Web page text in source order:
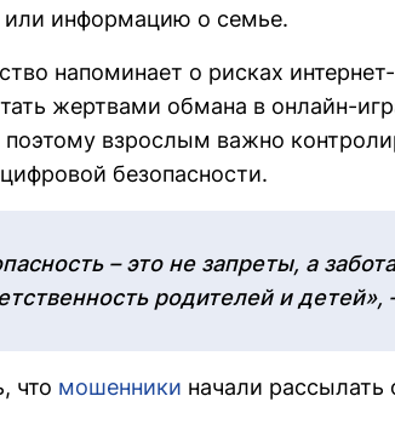
или информацию о семье.
напоминает о рисках
жертвами обмана в онлайн-
взрослым важно
безопасности.
– это не запреты, а
родителей и
что мошенники начали